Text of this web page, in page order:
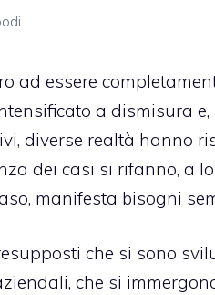
ad essere
a dismisura
diverse realtà hanno
dei casi si rifanno, a
manifesta bisogni
che si sono
che si